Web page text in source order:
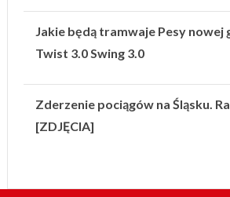
Jakie będą tramwaje Pesy nowej
Twist 3.0 Swing 3.0
Zderzenie pociągów na Śląsku.
[ZDJĘCIA]